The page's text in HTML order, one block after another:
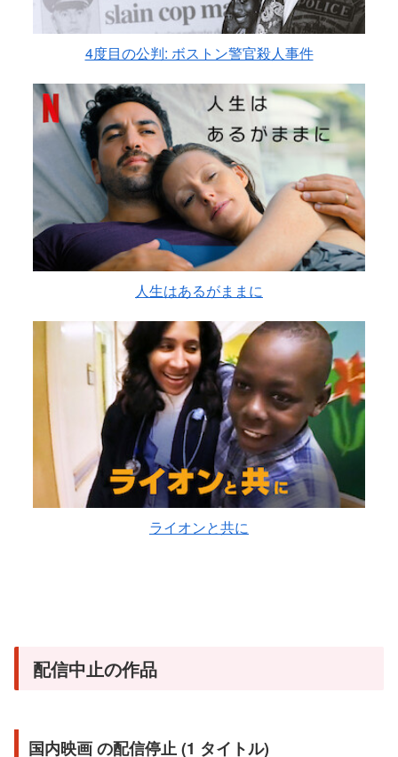
4度目の公判: ボストン警官殺人事件
人生はあるがままに
ライオンと共に
配信中止の作品
国内映画 の配信停止 (1 タイトル)